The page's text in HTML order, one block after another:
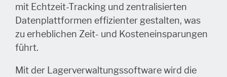
mit Echtzeit-Tracking und zentralisierten
Datenplattformen effizienter gestalten, was
zu erheblichen Zeit- und Kosteneinsparungen
führt.
Mit der Lagerverwaltungssoftware wird die